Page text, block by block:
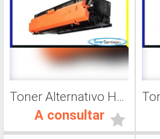
Toner Alternativo Hp CF363A, Impresora Láser
A consultar